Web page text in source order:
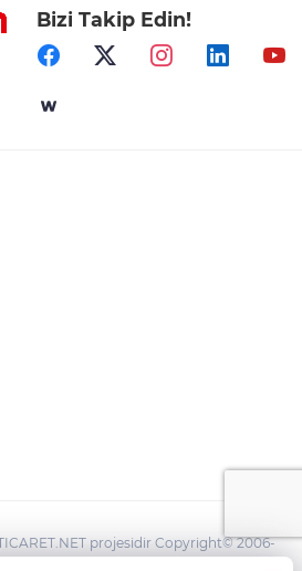
Bizi Takip Edin!
projesidir Copyright© 2006-